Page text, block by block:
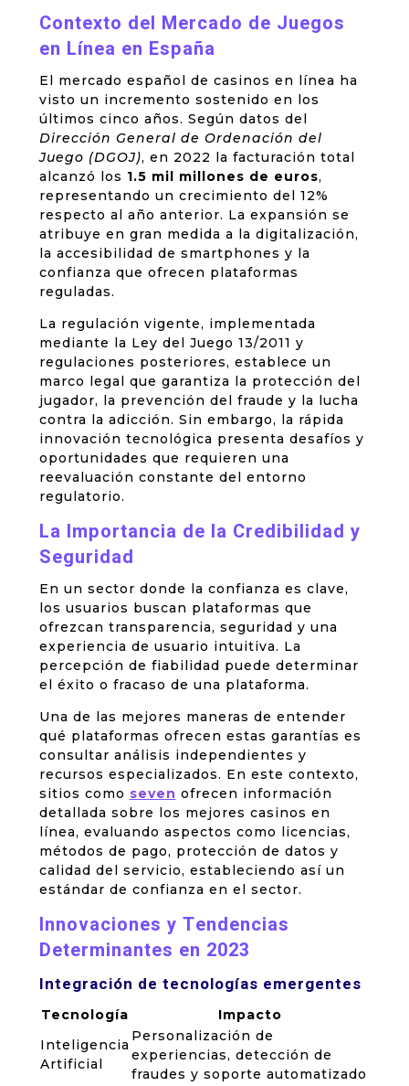
Contexto del Mercado de Juegos
en Línea en España
El mercado español de casinos en línea ha
visto un incremento sostenido en los
últimos cinco años. Según datos del
Dirección General de Ordenación del
Juego (DGOJ), en 2022 la facturación total
alcanzó los 1.5 mil millones de euros,
representando un crecimiento del 12%
respecto al año anterior. La expansión se
atribuye en gran medida a la digitalización,
la accesibilidad de smartphones y la
confianza que ofrecen plataformas
reguladas.
La regulación vigente, implementada
mediante la Ley del Juego 13/2011 y
regulaciones posteriores, establece un
marco legal que garantiza la protección del
jugador, la prevención del fraude y la lucha
contra la adicción. Sin embargo, la rápida
innovación tecnológica presenta desafíos y
oportunidades que requieren una
reevaluación constante del entorno
regulatorio.
La Importancia de la Credibilidad y
Seguridad
En un sector donde la confianza es clave,
los usuarios buscan plataformas que
ofrezcan transparencia, seguridad y una
experiencia de usuario intuitiva. La
percepción de fiabilidad puede determinar
el éxito o fracaso de una plataforma.
Una de las mejores maneras de entender
qué plataformas ofrecen estas garantías es
consultar análisis independientes y
recursos especializados. En este contexto,
sitios como seven ofrecen información
detallada sobre los mejores casinos en
línea, evaluando aspectos como licencias,
métodos de pago, protección de datos y
calidad del servicio, estableciendo así un
estándar de confianza en el sector.
Innovaciones y Tendencias
Determinantes en 2023
Integración de tecnologías emergentes
Tecnología
Impacto
Inteligencia
Artificial
Personalización de
experiencias, detección de
fraudes y soporte automatizado